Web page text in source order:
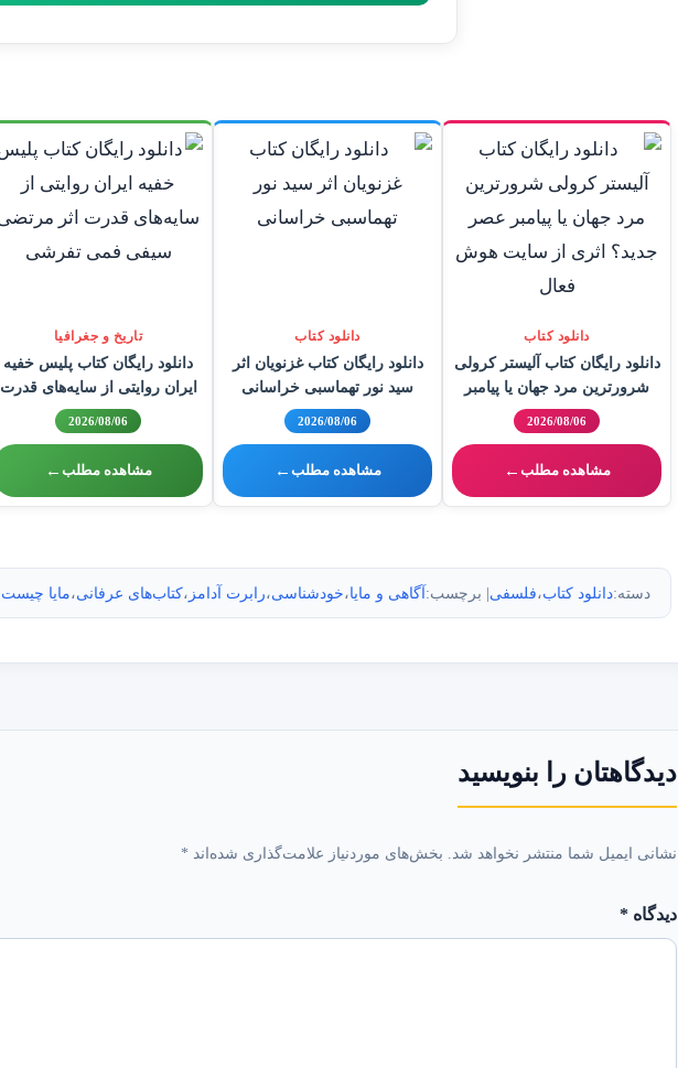
دانلود کتاب
دانلود رایگان کتاب آلیستر کرولی
شرورترین مرد جهان یا پیامبر
عصر جدید؟ اثری از سایت هوش
فعال
2026/08/06
مشاهده مطلب ←
دانلود کتاب
دانلود رایگان کتاب غزنویان اثر
سید نور تهماسبی خراسانی
2026/08/06
مشاهده مطلب ←
تاریخ و جغرافیا
دانلود رایگان کتاب پلیس خفیه
ایران روایتی از سایه‌های قدرت
اثر مرتضی سیفی فمی تفرشی
2026/08/06
مشاهده مطلب ←
دسته:دانلود کتاب،فلسفی| برچسب:آگاهی و مایا،خودشناسی،رابرت آدامز ،کتاب‌های عرفانی،مایا چیست
دیدگاهتان را بنویسید
نشانی ایمیل شما منتشر نخواهد شد. بخش‌های موردنیاز علامت‌گذاری شده‌اند *
دیدگاه *